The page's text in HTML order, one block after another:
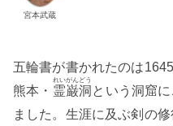
宮本武蔵
五輪書が書かれたのは
熊本・ 霊巌洞
れいがんどう
という洞窟
ました。生涯に及ぶ剣の